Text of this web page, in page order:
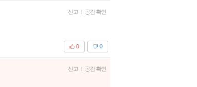
신고 | 공감 확인
0
0
신고 | 공감 확인